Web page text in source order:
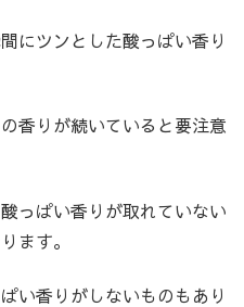
にツンとした酸っぱい香り
香りが続いていると要注意
っぱい香りが取れていない
ます。
い香りがしないものもあり